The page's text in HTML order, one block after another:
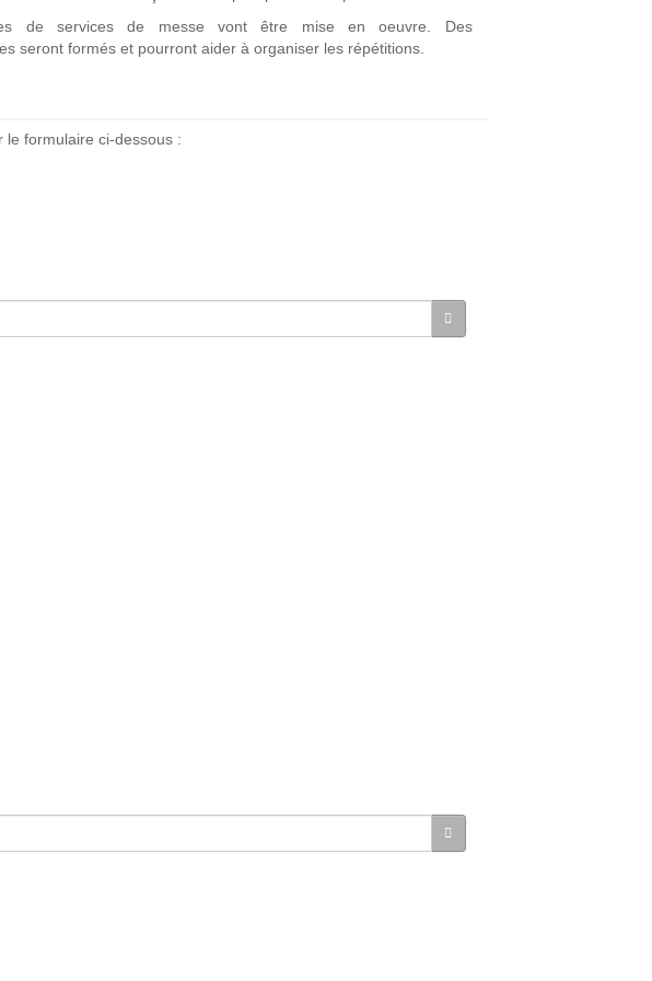
de services de messe vont être mise en oeuvre. Des
seront formés et pourront aider à organiser les répétitions.
le formulaire ci-dessous :